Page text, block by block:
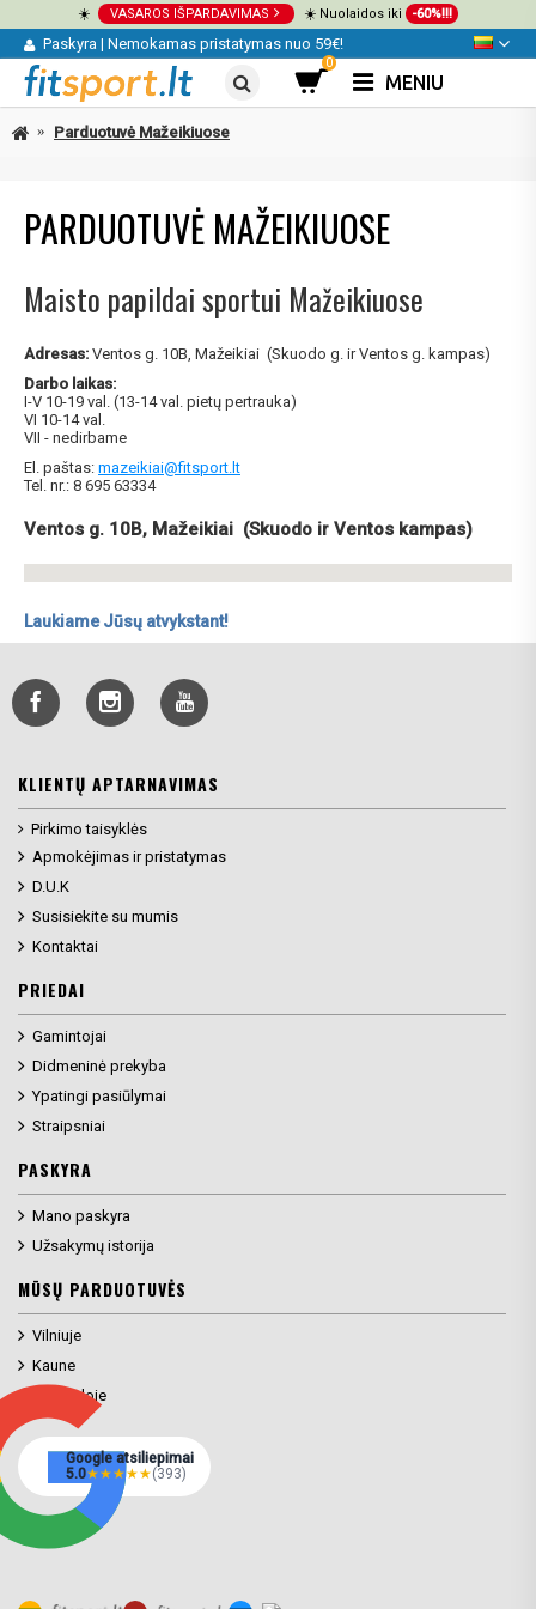
☀️ VASAROS IŠPARDAVIMAS ☀️ Nuolaidos iki -60%!!!
Paskyra | Nemokamas pristatymas nuo 59€!
0
MENIU
Parduotuvė Mažeikiuose
PARDUOTUVĖ MAŽEIKIUOSE
Maisto papildai sportui Mažeikiuose
Adresas: Ventos g. 10B, Mažeikiai (Skuodo g. ir Ventos g. kampas)
Darbo laikas:
I-V 10-19 val. (13-14 val. pietų pertrauka)
VI 10-14 val.
VII - nedirbame
El. paštas: mazeikiai@fitsport.lt
Tel. nr.: 8 695 63334
Ventos g. 10B, Mažeikiai (Skuodo ir Ventos kampas)
Laukiame Jūsų atvykstant!
KLIENTŲ APTARNAVIMAS
Pirkimo taisyklės
Apmokėjimas ir pristatymas
D.U.K
Susisiekite su mumis
Kontaktai
PRIEDAI
Gamintojai
Didmeninė prekyba
Ypatingi pasiūlymai
Straipsniai
PASKYRA
Mano paskyra
Užsakymų istorija
MŪSŲ PARDUOTUVĖS
Vilniuje
Kaune
Klaipėdoje
Google atsiliepimai
5.0★★★★★(393)